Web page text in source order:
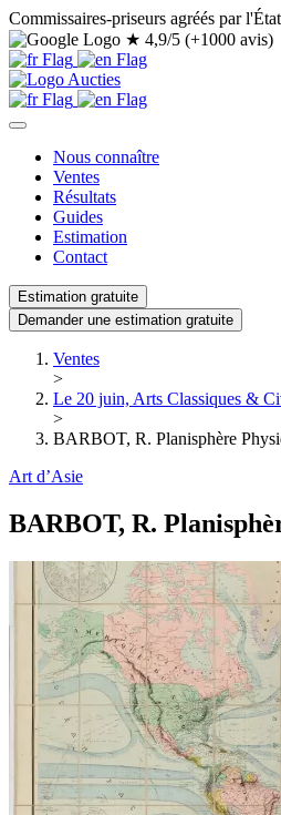
Commissaires-priseurs agréés par
★ 4,9/5 (+1000 avis)
Nous connaître
Ventes
Résultats
Guides
Estimation
Contact
Estimation gratuite
Demander une estimation gratuite
Ventes
>
Le 20 juin, Arts Classiques &
>
BARBOT, R. Planisphère
Art d’Asie
BARBOT, R.